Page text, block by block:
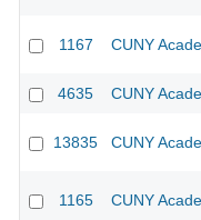
1167 CUNY
4635 CUNY
13835 CUNY
1165 CUNY